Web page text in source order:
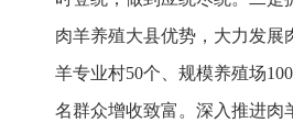
肉羊养殖大县优势，大力发展
羊专业村50个、规模养殖场
名群众增收致富。深入推进肉